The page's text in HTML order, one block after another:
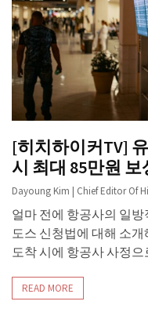
[히치하이커TV]
시 최대 85만원 보
Dayoung Kim | Chief Editor Of
얼마 전에 항공사의 일
도스 신청법에 대해 소
도착 시에 항공사 사정
READ MORE